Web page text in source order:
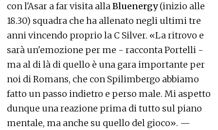
con l'Asar a far visita allaBluenergy(inizio alle
18.30) squadra che ha allenato negli ultimi tre
anni vincendo proprio la C Silver. «La ritrovo e
sarà un'emozione per me - racconta Portelli -
ma al di là di quello è una gara importante per
noi di Romans, che con Spilimbergo abbiamo
fatto un passo indietro e perso male. Mi aspetto
dunque una reazione prima di tutto sul piano
mentale, ma anche su quello del gioco». —